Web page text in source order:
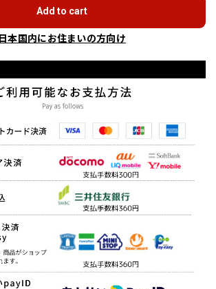
Add to cart
日本国内にお住まいの方向け